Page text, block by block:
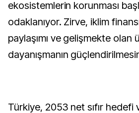
ekosistemlerin korunması
odaklanıyor. Zirve, iklim
paylaşımı ve gelişmekte olan
dayanışmanın
Türkiye, 2053 net sıfır hedefi